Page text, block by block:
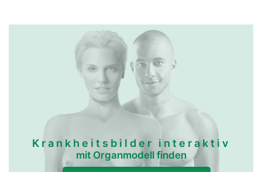
Krankheitsbilder interaktiv
mit Organmodell finden